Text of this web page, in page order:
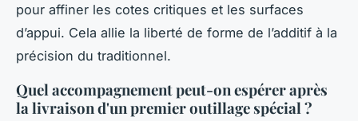
pour affiner les cotes critiques et les surfaces
d’appui. Cela allie la liberté de forme de l’additif à la
précision du traditionnel.
Quel accompagnement peut-on espérer après
la livraison d'un premier outillage spécial ?